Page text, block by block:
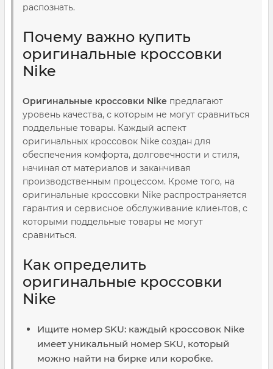
распознать.
Почему важно купить
оригинальные кроссовки
Nike
Оригинальные кроссовки Nike предлагают
уровень качества, с которым не могут сравниться
поддельные товары. Каждый аспект
оригинальных кроссовок Nike создан для
обеспечения комфорта, долговечности и стиля,
начиная от материалов и заканчивая
производственным процессом. Кроме того, на
оригинальные кроссовки Nike распространяется
гарантия и сервисное обслуживание клиентов, с
которыми поддельные товары не могут
сравниться.
Как определить
оригинальные кроссовки
Nike
Ищите номер SKU: каждый кроссовок Nike
имеет уникальный номер SKU, который
можно найти на бирке или коробке.